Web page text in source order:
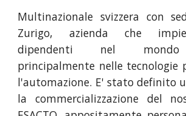
Multinazionale svizzera con
Zurigo, azienda che
dipendenti nel mondo
principalmente nelle tecnologie
l'automazione. E' stato definito
la commercializzazione del